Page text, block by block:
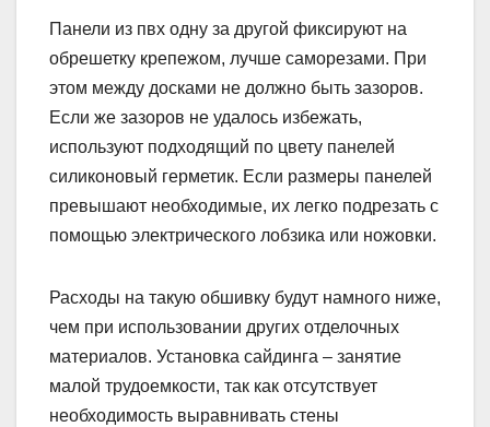
Панели из пвх одну за другой фиксируют на
обрешетку крепежом, лучше саморезами. При
этом между досками не должно быть зазоров.
Если же зазоров не удалось избежать,
используют подходящий по цвету панелей
силиконовый герметик. Если размеры панелей
превышают необходимые, их легко подрезать с
помощью электрического лобзика или ножовки.
Расходы на такую обшивку будут намного ниже,
чем при использовании других отделочных
материалов. Установка сайдинга – занятие
малой трудоемкости, так как отсутствует
необходимость выравнивать стены